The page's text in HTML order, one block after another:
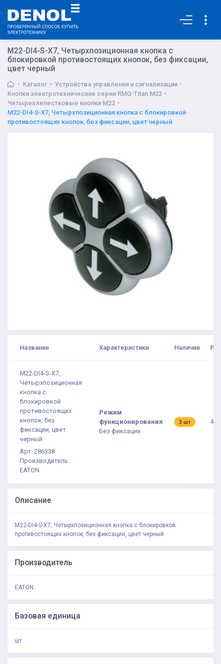
M22-DI4-S-X7, Четырхпозиционная кнопка с
блокировкой противостоящих кнопок, без фиксации,
цвет черный
Каталог
Устройства управления и сигнализации
Кнопки электротехнические серии RMQ-Titan M22
Четырехлепестковые кнопки M22
M22-DI4-S-X7, Четырхпозиционная кнопка с блокировкой
противостоящих кнопок, без фиксации, цвет черный
Название Характеристики Наличие
M22-DI4-S-X7,
Четырхпозиционная
кнопка с
блокировкой
противостоящих
кнопок, без
фиксации, цвет
черный
Арт: 286338
Производитель:
EATON
Режим
функционирования:
Без фиксации
3 шт 4
Описание
M22-DI4-S-X7, Четырхпозиционная кнопка с блокировкой
противостоящих кнопок, без фиксации, цвет черный
Производитель
EATON
Базовая единица
шт